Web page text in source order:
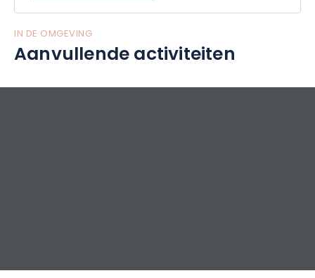
IN DE OMGEVING
Aanvullende activiteiten